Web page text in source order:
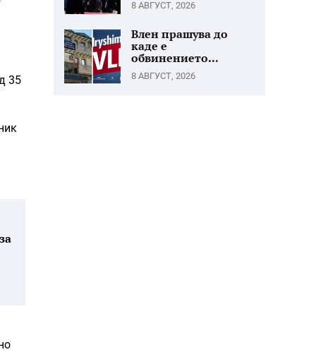
35
8 АВГУСТ, 2026
Влен прашува до
каде е
обвинението...
8 АВГУСТ, 2026